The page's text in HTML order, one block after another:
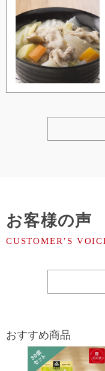
お客様の声
おすすめ商品